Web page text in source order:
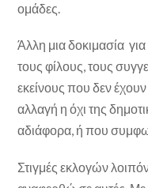
ομάδες.
Άλλη μια δοκιμασία
τους φίλους, τους
εκείνους που δεν
αλλαγή η όχι της
αδιάφορα, ή που
Στιγμές εκλογών